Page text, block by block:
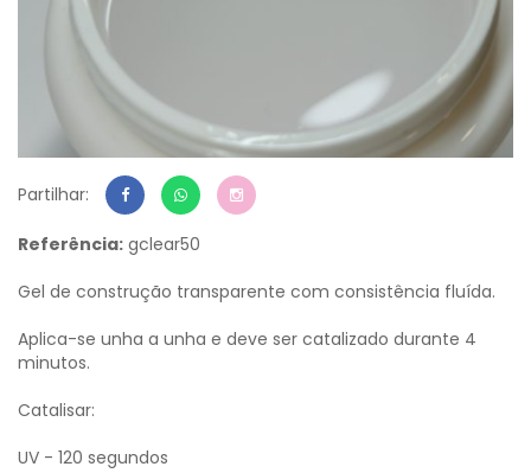
Partilhar:
Referência: gclear50
Gel de construção transparente com consistência fluída.
Aplica-se unha a unha e deve ser catalizado durante 4
minutos.
Catalisar:
UV - 120 segundos